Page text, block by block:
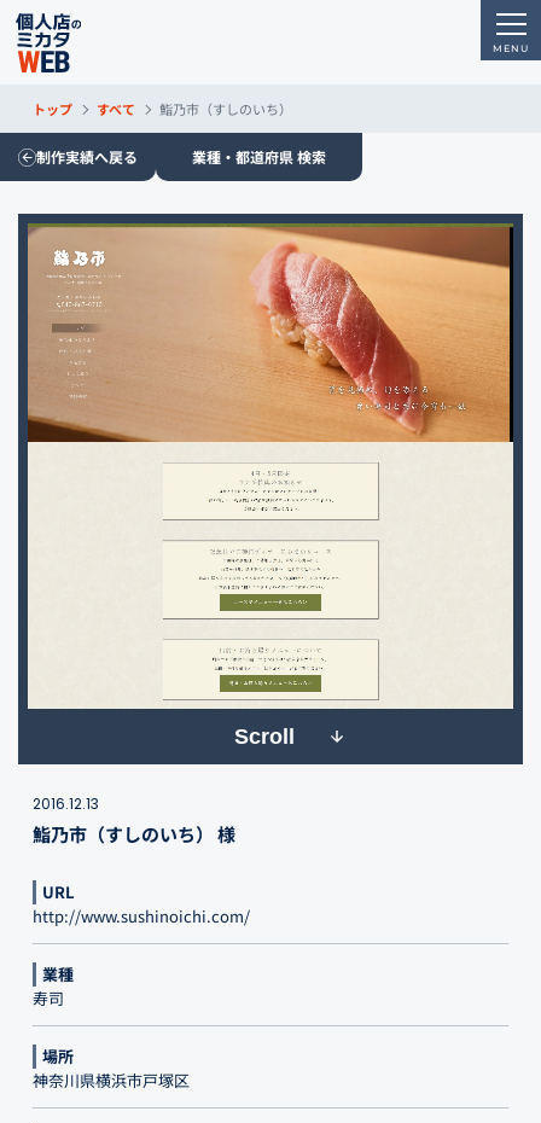
トップ すべて 鮨乃市（すしのいち）
制作実績へ戻る 業種・都道府県 検索
Scroll
2016.12.13
鮨乃市（すしのいち） 様
URL
http://www.sushinoichi.com/
業種
寿司
場所
神奈川県横浜市戸塚区